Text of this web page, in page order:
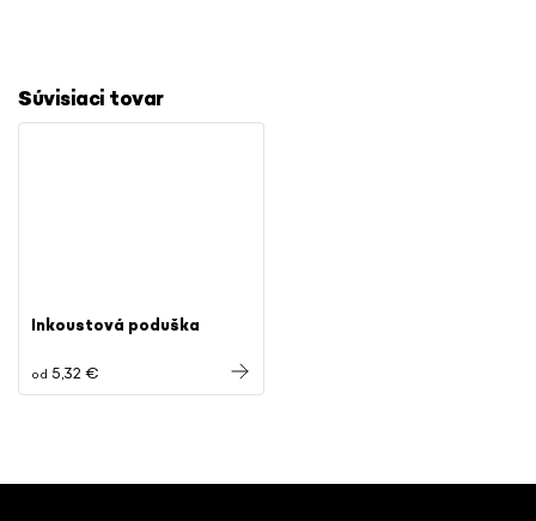
Súvisiaci tovar
Inkoustová poduška
od 5,32 €